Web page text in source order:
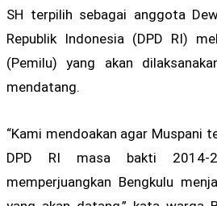
SH terpilih sebagai anggota
Republik Indonesia (DPD RI)
(Pemilu) yang akan
mendatang.
“Kami mendoakan agar Muspani
DPD RI masa bakti 2014-
memperjuangkan Bengkulu